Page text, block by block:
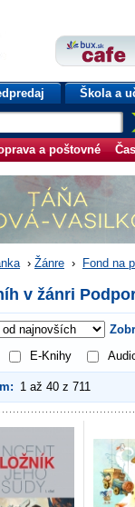
Škola a
a poštovné
› Žánre › Fond na
v žánri
E-Knihy
1 až 40 z 711